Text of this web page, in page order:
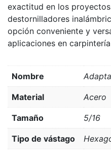
exactitud en los
destornilladores
opción conveniente y
aplicaciones en
Nombre
Material Acero
Tamaño 5/16
Tipo de vástago